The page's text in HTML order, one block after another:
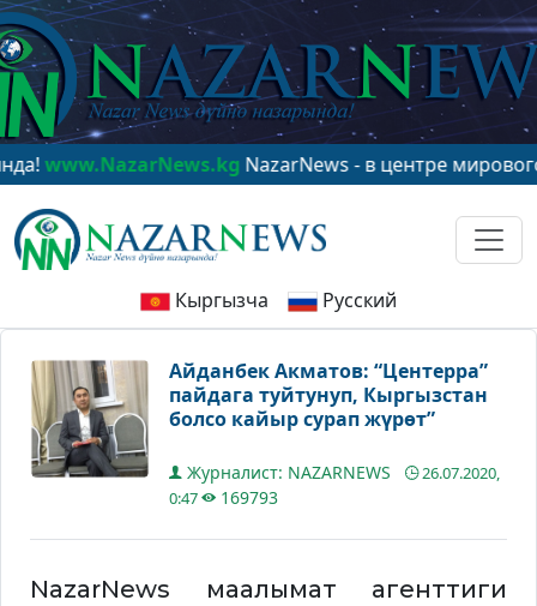
NazarNews - в центре мирового
Кыргызча Русский
Айданбек Акматов: “Центерра”
пайдага туйтунуп, Кыргызстан
болсо кайыр сурап жүрөт”
Журналист: NAZARNEWS
26.07.2020,
0:47
169793
NazarNews маалымат агенттиги